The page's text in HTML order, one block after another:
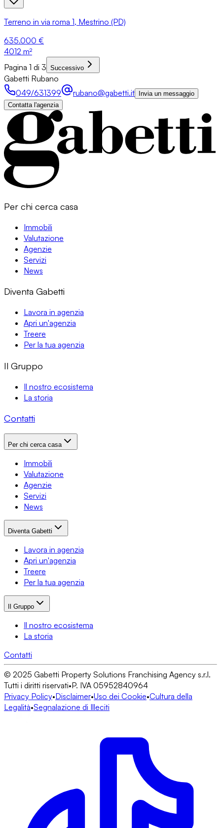
Terreno in via roma 1, Mestrino (PD)
635.000 €
4012 m²
Pagina 1 di 3 Successivo
Gabetti Rubano
049/631399
rubano@gabetti.it Invia un messaggio
Contatta l'agenzia
Per chi cerca casa
Immobili
Valutazione
Agenzie
Servizi
News
Diventa Gabetti
Lavora in agenzia
Apri un'agenzia
Treere
Per la tua agenzia
Il Gruppo
Il nostro ecosistema
La storia
Contatti
Per chi cerca casa
Immobili
Valutazione
Agenzie
Servizi
News
Diventa Gabetti
Lavora in agenzia
Apri un'agenzia
Treere
Per la tua agenzia
Il Gruppo
Il nostro ecosistema
La storia
Contatti
© 2025 Gabetti Property Solutions Franchising Agency s.r.l.
Tutti i diritti riservati•P. IVA 05952840964
Privacy Policy•Disclaimer•Uso dei Cookie•Cultura della
Legalità•Segnalazione di Illeciti